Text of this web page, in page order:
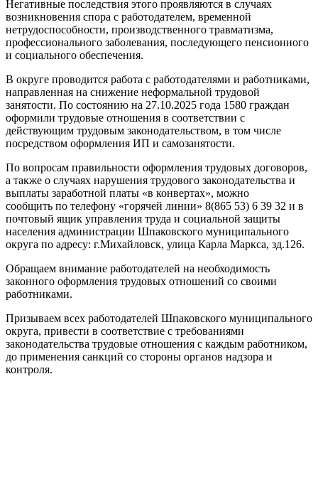
Негативные последствия этого проявляются в случаях
возникновения спора с работодателем, временной
нетрудоспособности, производственного травматизма,
профессионального заболевания, последующего пенсионного
и социального обеспечения.
В округе проводится работа с работодателями и работниками,
направленная на снижение неформальной трудовой
занятости. По состоянию на 27.10.2025 года 1580 граждан
оформили трудовые отношения в соответствии с
действующим трудовым законодательством, в том числе
посредством оформления ИП и самозанятости.
По вопросам правильности оформления трудовых договоров,
а также о случаях нарушения трудового законодательства и
выплаты заработной платы «в конвертах», можно
сообщить по телефону «горячей линии» 8(865 53) 6 39 32 и в
почтовый ящик управления труда и социальной защиты
населения администрации Шпаковского муниципального
округа по адресу: г.Михайловск, улица Карла Маркса, зд.126.
Обращаем внимание работодателей на необходимость
законного оформления трудовых отношений со своими
работниками.
Призываем всех работодателей Шпаковского муниципального
округа, привести в соответствие с требованиями
законодательства трудовые отношения с каждым работником,
до применения санкций со стороны органов надзора и
контроля.